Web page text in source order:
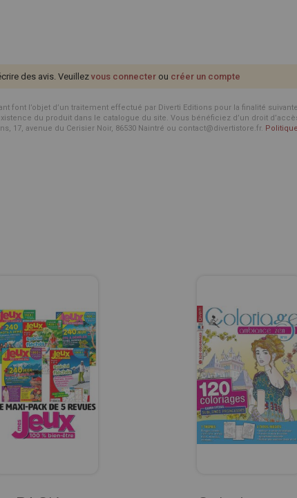
des avis. Veuillez vous connecter ou créer un compte
font l’objet d’un traitement effectué par Diverti Editions pour la finalité
du produit dans le catalogue du site. Vous bénéficiez d’un droit
17, avenue du Cerisier Noir, 86530 Naintré ou contact@divertistore.fr.